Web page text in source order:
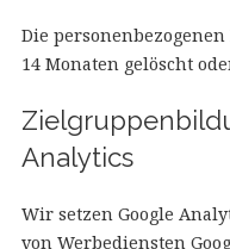
Die
14 Monaten gelöscht
Analytics
Wir setzen Google
von Werbediensten